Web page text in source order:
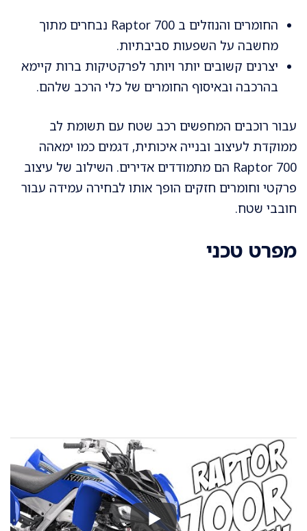
החומרים והנוזלים ב Raptor 700 נבחרים מתוך
מחשבה על השפעות סביבתיות.
יצרנים קשובים יותר ויותר לפרקטיקות ברות קיימא
בהרכבה ובאיסוף החומרים של כלי הרכב שלהם.
עבור רוכבים המחפשים רכב שטח עם תשומת לב
ממוקדת לעיצוב ובנייה איכותית, דגמים כמו ימאהה
Raptor 700 הם מתמודדים אדירים. השילוב של עיצוב
פרקטי וחומרים חזקים הופך אותו לבחירה עמידה עבור
חובבי שטח.
מפרט טכני